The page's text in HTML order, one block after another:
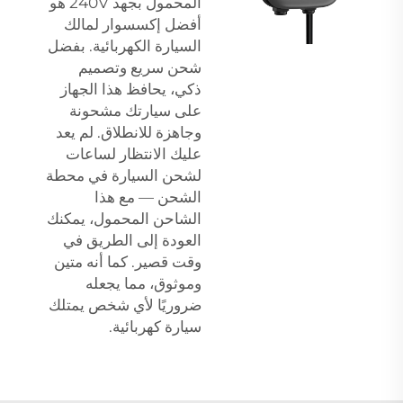
أفضل إكسسوار لمالك
السيارة الكهربائية. بفضل
شحن سريع وتصميم
ذكي، يحافظ هذا الجهاز
على سيارتك مشحونة
وجاهزة للانطلاق. لم يعد
عليك الانتظار لساعات
لشحن السيارة في محطة
الشحن — مع هذا
الشاحن المحمول، يمكنك
العودة إلى الطريق في
وقت قصير. كما أنه متين
وموثوق، مما يجعله
ضروريًا لأي شخص يمتلك
سيارة كهربائية.